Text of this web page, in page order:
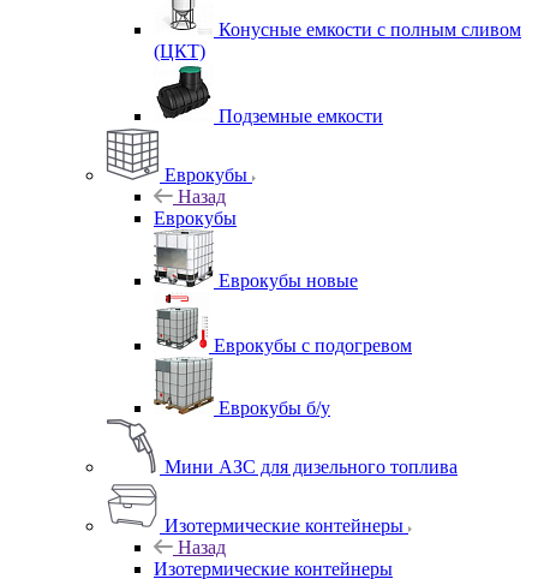
Конусные емкости с полным сливом
(ЦКТ)
Подземные емкости
Еврокубы
Назад
Еврокубы
Еврокубы новые
Еврокубы с подогревом
Еврокубы б/у
Мини АЗС для дизельного топлива
Изотермические контейнеры
Назад
Изотермические контейнеры